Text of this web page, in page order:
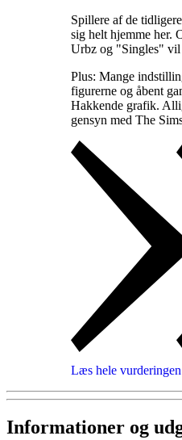
Spillere af de
sig helt hjemme her.
Urbz og "Singles" vil
Plus: Mange
figurerne og åbent
Hakkende grafik.
gensyn med The
Læs hele vurderingen
Informationer og